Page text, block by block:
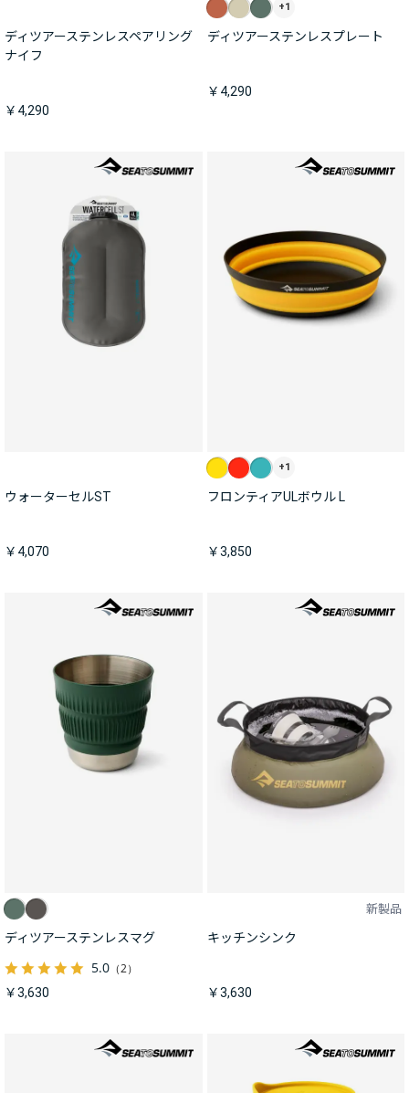
ディツアーステンレスペアリング
ナイフ
￥4,290
+1
ディツアーステンレスプレート
￥4,290
ウォーターセルST
￥4,070
+1
フロンティアULボウル L
￥3,850
ディツアーステンレスマグ
5.0 （2）
￥3,630
新製品
キッチンシンク
￥3,630